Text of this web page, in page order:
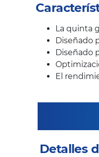
La quinta
Diseñado
Diseñado
El
Detalles